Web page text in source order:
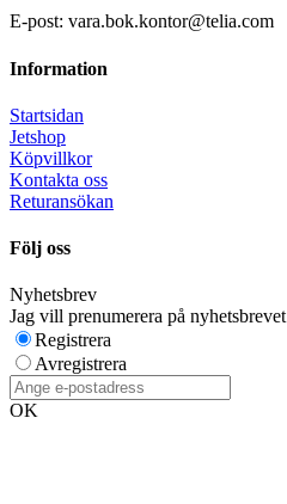
E-post: vara.bok.kontor@telia.com
Information
Startsidan
Jetshop
Köpvillkor
Kontakta oss
Returansökan
Följ oss
Nyhetsbrev
Jag vill prenumerera på nyhetsbrevet
Registrera
Avregistrera
OK